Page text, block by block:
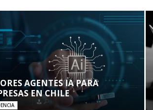
AGENTES IA PARA
EN CHILE